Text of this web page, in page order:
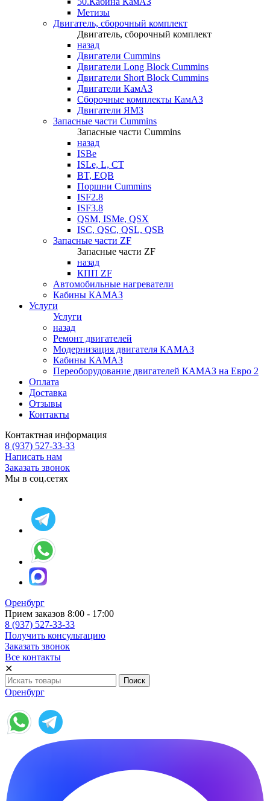
Метизы
Двигатель, сборочный комплект
Двигатель, сборочный комплект
назад
Двигатели Cummins
Двигатели Long Bloсk Cummins
Двигатели Short Bloсk Cummins
Двигатели КамАЗ
Сборочные комплекты КамАЗ
Двигатели ЯМЗ
Запасные части Cummins
Запасные части Cummins
назад
ISBe
ISLe, L, CT
BT, EQB
Поршни Cummins
ISF2.8
ISF3.8
QSM, ISMe, QSX
ISC, QSC, QSL, QSB
Запасные части ZF
Запасные части ZF
назад
КПП ZF
Автомобильные нагреватели
Кабины КАМАЗ
Услуги
Услуги
назад
Ремонт двигателей
Модернизация двигателя КАМАЗ
Кабины КАМАЗ
Переоборудование двигателей КАМАЗ на Евро 2
Оплата
Доставка
Отзывы
Контакты
Контактная информация
8 (937) 527-33-33
Написать нам
Заказать звонок
Мы в соц.сетях
Оренбург
Прием заказов 8:00 - 17:00
8 (937) 527-33-33
Получить консультацию
Заказать звонок
Все контакты
✕
Оренбург